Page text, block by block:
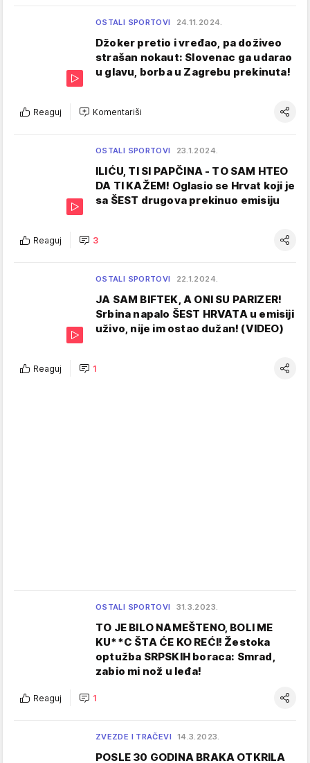
OSTALI SPORTOVI 24.11.2024.
Džoker pretio i vređao, pa doživeo
strašan nokaut: Slovenac ga udarao
u glavu, borba u Zagrebu prekinuta!
Reaguj Komentariši
OSTALI SPORTOVI 23.1.2024.
ILIĆU, TI SI PAPČINA - TO SAM HTEO
DA TI KAŽEM! Oglasio se Hrvat koji je
sa ŠEST drugova prekinuo emisiju
Reaguj 3
OSTALI SPORTOVI 22.1.2024.
JA SAM BIFTEK, A ONI SU PARIZER!
Srbina napalo ŠEST HRVATA u emisiji
uživo, nije im ostao dužan! (VIDEO)
Reaguj 1
OSTALI SPORTOVI 31.3.2023.
TO JE BILO NAMEŠTENO, BOLI ME
KU**C ŠTA ĆE KO REĆI! Žestoka
optužba SRPSKIH boraca: Smrad,
zabio mi nož u leđa!
Reaguj 1
ZVEZDE I TRAČEVI 14.3.2023.
POSLE 30 GODINA BRAKA OTKRILA